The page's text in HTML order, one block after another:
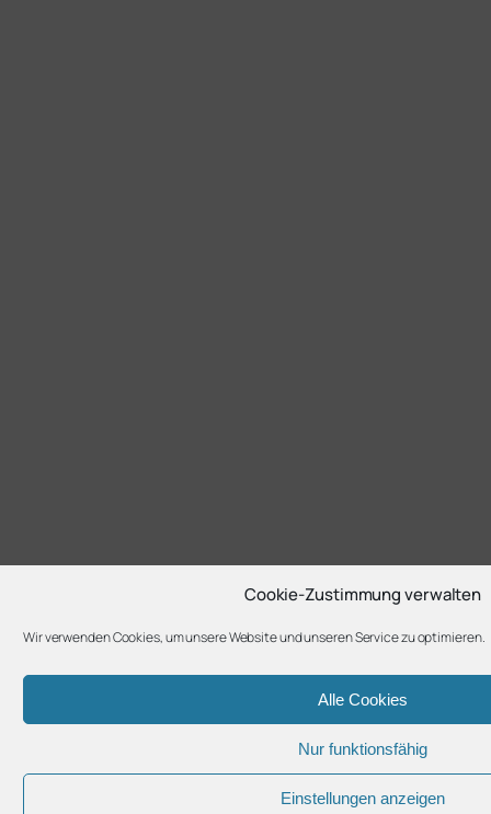
Cookie-Zustimmung verwalten
Wir verwenden Cookies, um unsere Website und unseren Service zu optimieren.
Alle Cookies
Nur funktionsfähig
Einstellungen anzeigen